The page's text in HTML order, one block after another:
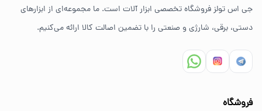
مشاوره تخصصی خرید ابزار
جی اس تولز فروشگاه تخصصی ابزار آلات است. ما مجموعه‌ای از ابزارهای
دستی، برقی، شارژی و صنعتی را با تضمین اصالت کالا ارائه می‌کنیم.
فروشگاه